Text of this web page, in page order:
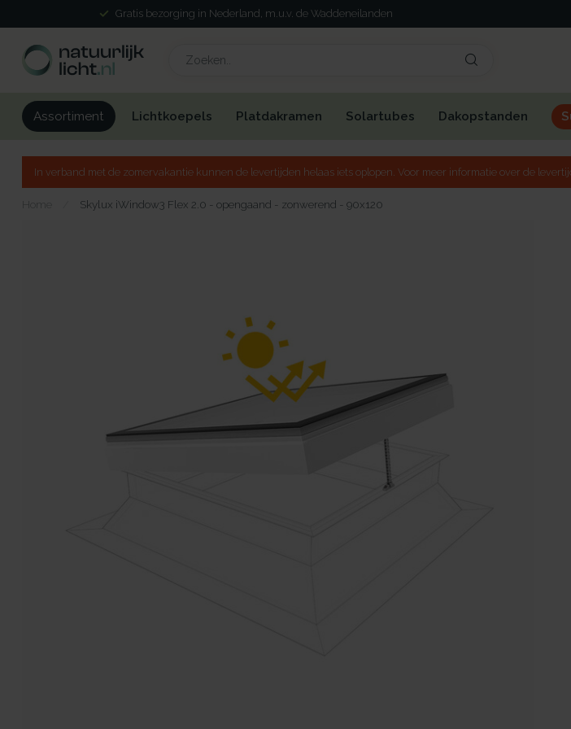
Gratis bezorging in Nederland, m.u.v. de Waddeneilanden
Assortiment Lichtkoepels Platdakramen Solartubes Dakopstanden
In verband met de zomervakantie kunnen de levertijden helaas iets oplopen. Voor meer informatie over de
Home Skylux iWindow3 Flex 2.0 - opengaand - zonwerend - 90x120